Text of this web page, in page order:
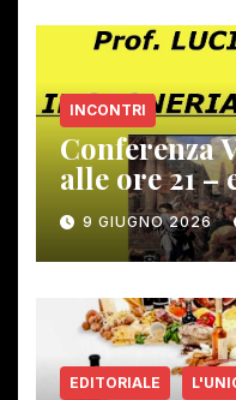
INCONTRI
Conferenza
alle ore 21 –
Gambassi
9 GIUGNO 2026
EDITORIALE